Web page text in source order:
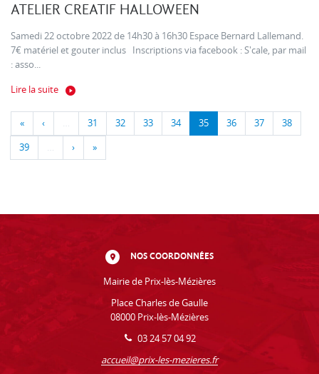
ATELIER CREATIF HALLOWEEN
Samedi 22 octobre 2022 de 14h30 à 16h30 Espace Bernard Lallemand.
7€ matériel et gouter inclus Inscriptions via facebook : S'cale, par mail
: asso...
Lire la suite
« ‹ … 31 32 33 34 35 36 37 38
39 … › »
NOS COORDONNÉES
Mairie de Prix-lès-Mézières
Place Charles de Gaulle
08000 Prix-lès-Mézières
03 24 57 04 92
accueil@prix-les-mezieres.fr